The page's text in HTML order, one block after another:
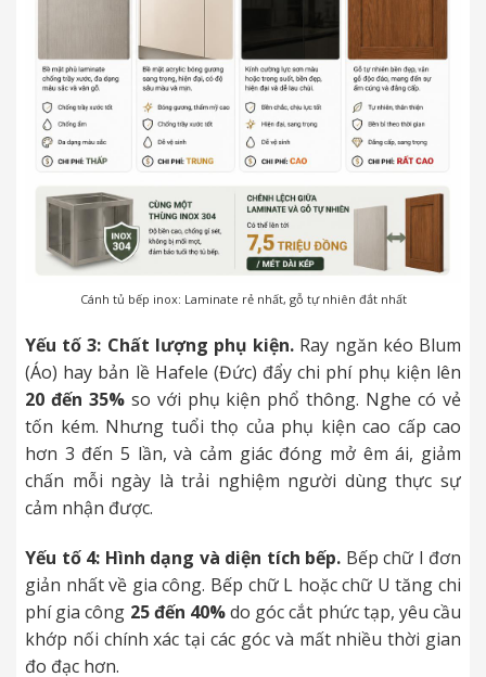
Cánh tủ bếp inox: Laminate rẻ nhất, gỗ tự nhiên đắt nhất
Yếu tố 3: Chất lượng phụ kiện. Ray ngăn kéo Blum
(Áo) hay bản lề Hafele (Đức) đẩy chi phí phụ kiện lên
20 đến 35%so với phụ kiện phổ thông. Nghe có vẻ
tốn kém. Nhưng tuổi thọ của phụ kiện cao cấp cao
hơn 3 đến 5 lần, và cảm giác đóng mở êm ái, giảm
chấn mỗi ngày là trải nghiệm người dùng thực sự
cảm nhận được.
Yếu tố 4: Hình dạng và diện tích bếp. Bếp chữ I đơn
giản nhất về gia công. Bếp chữ L hoặc chữ U tăng chi
phí gia công 25 đến 40%do góc cắt phức tạp, yêu cầu
khớp nối chính xác tại các góc và mất nhiều thời gian
đo đạc hơn.